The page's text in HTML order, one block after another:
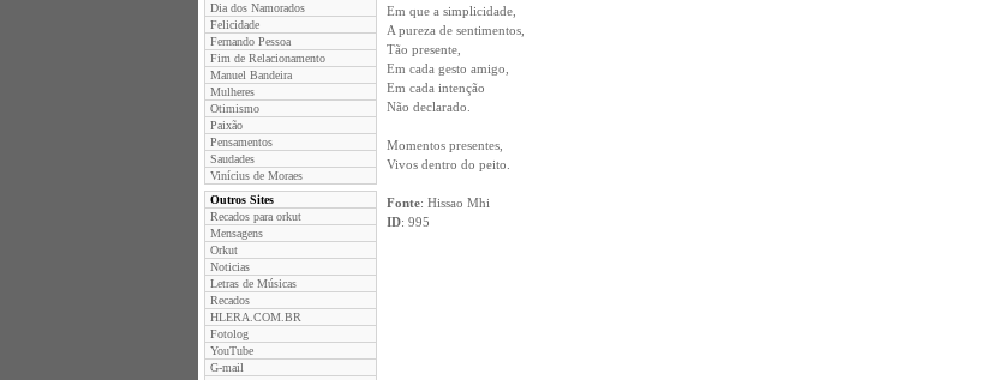
Dia dos Namorados
Felicidade
Fernando Pessoa
Fim de Relacionamento
Manuel Bandeira
Mulheres
Otimismo
Paixão
Pensamentos
Saudades
Vinícius de Moraes
Outros Sites
Recados para orkut
Mensagens
Orkut
Noticias
Letras de Músicas
Recados
HLERA.COM.BR
Fotolog
YouTube
G-mail
Em que a simplicidade,
A pureza de sentimentos,
Tão presente,
Em cada gesto amigo,
Em cada intenção
Não declarado.
Momentos presentes,
Vivos dentro do peito.
Fonte: Hissao Mhi
ID: 995